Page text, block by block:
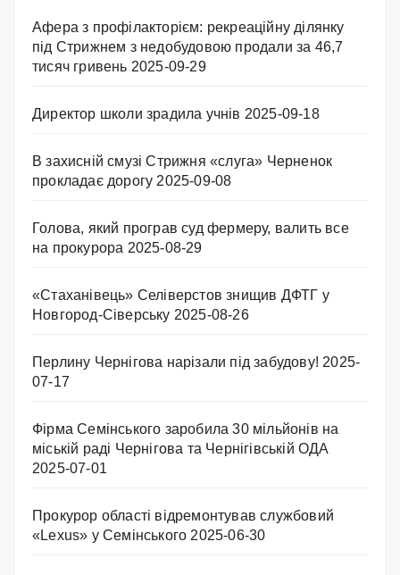
Афера з профілакторієм: рекреаційну ділянку
під Стрижнем з недобудовою продали за 46,7
тисяч гривень 2025-09-29
Директор школи зрадила учнів 2025-09-18
В захисній смузі Стрижня «слуга» Черненок
прокладає дорогу 2025-09-08
Голова, який програв суд фермеру, валить все
на прокурора 2025-08-29
«Стаханівець» Селіверстов знищив ДФТГ у
Новгород-Сіверську 2025-08-26
Перлину Чернігова нарізали під забудову! 2025-
07-17
Фірма Семінського заробила 30 мільйонів на
міській раді Чернігова та Чернігівській ОДА
2025-07-01
Прокурор області відремонтував службовий
«Lexus» у Семінського 2025-06-30